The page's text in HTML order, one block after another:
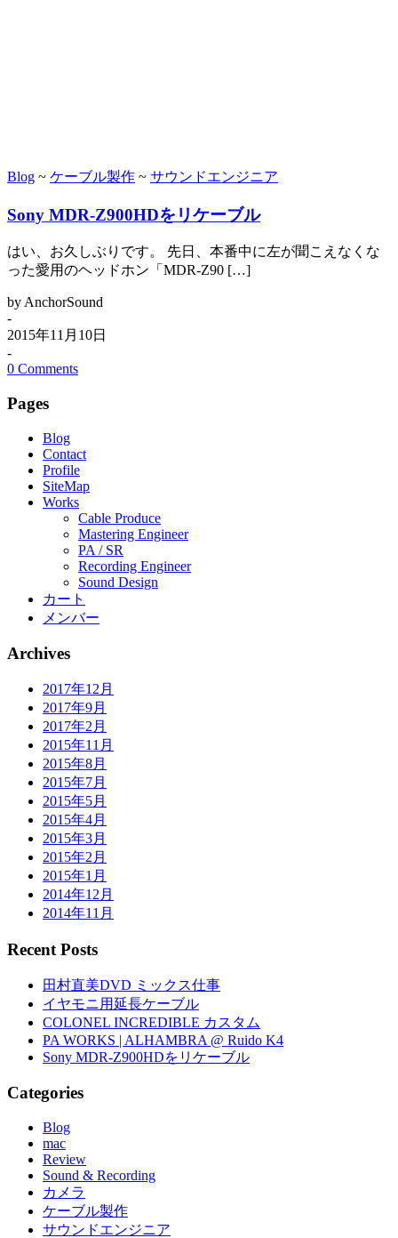
Blog ~ ケーブル製作 ~ サウンドエンジニア
Sony MDR-Z900HDをリケーブル
はい、お久しぶりです。 先日、本番中に左が聞こえなくな
った愛用のヘッドホン「MDR-Z90 […]
by AnchorSound
-
2015年11月10日
-
0 Comments
Pages
Blog
Contact
Profile
SiteMap
Works
Cable Produce
Mastering Engineer
PA / SR
Recording Engineer
Sound Design
カート
メンバー
Archives
2017年12月
2017年9月
2017年2月
2015年11月
2015年8月
2015年7月
2015年5月
2015年4月
2015年3月
2015年2月
2015年1月
2014年12月
2014年11月
Recent Posts
田村直美DVD ミックス仕事
イヤモニ用延長ケーブル
COLONEL INCREDIBLE カスタム
PA WORKS | ALHAMBRA @ Ruido K4
Sony MDR-Z900HDをリケーブル
Categories
Blog
mac
Review
Sound & Recording
カメラ
ケーブル製作
サウンドエンジニア